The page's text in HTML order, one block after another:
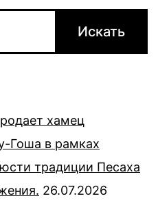
хамец
Гоша в рамках
традиции Песаха
26.07.2026